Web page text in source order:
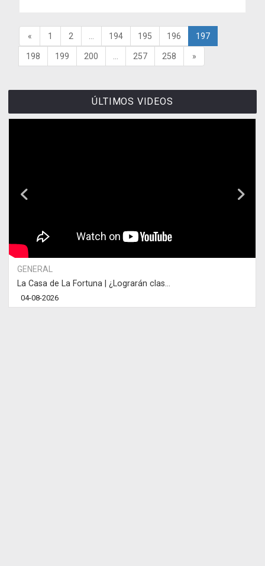
« 1 2 194 195 196 197
198 199 200 257 258 »
ÚLTIMOS VIDEOS
GENERAL
La Casa de La Fortuna | ¿Lograrán clas...
04-08-2026